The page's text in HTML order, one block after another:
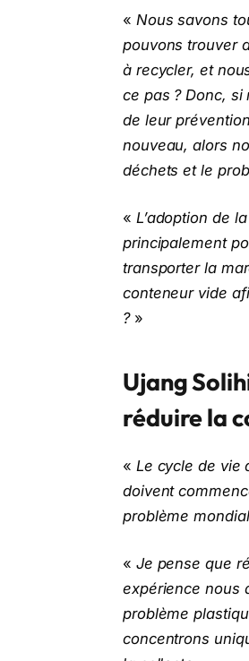
« Nous savons
pouvons trouver
à recycler, et
ce pas ? Donc,
de leur
nouveau, alors
déchets et le
« L’adoption de
principalement
transporter la
conteneur vide
?»
Ujang
réduire la
« Le cycle de vie
doivent
problème
« Je pense que
expérience nous
problème
concentrons